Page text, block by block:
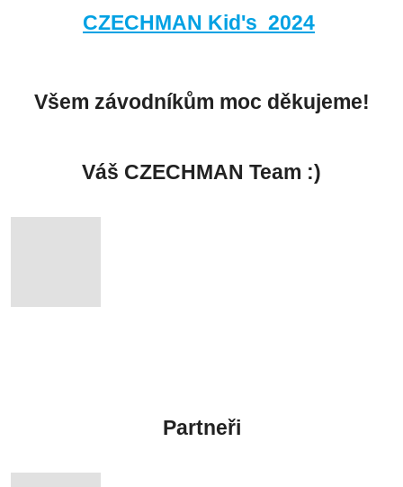
CZECHMAN Kid's 2024
Všem závodníkům moc děkujeme!
Váš CZECHMAN Team :)
Partneři